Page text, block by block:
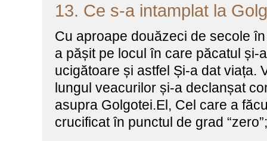
13. Ce s-a intamplat la
Cu aproape douăzeci de secole
a pășit pe locul în care păcatul și-
ucigătoare și astfel Și-a dat viața.
lungul veacurilor și-a declanșat
asupra Golgotei.El, Cel care a
crucificat în punctul de grad